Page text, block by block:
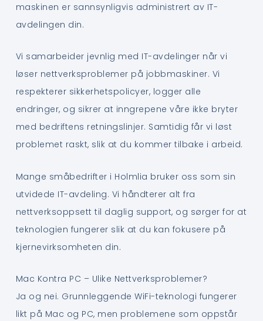
maskinen er sannsynligvis administrert av IT-
avdelingen din.
Vi samarbeider jevnlig med IT-avdelinger når vi
løser nettverksproblemer på jobbmaskiner. Vi
respekterer sikkerhetspolicyer, logger alle
endringer, og sikrer at inngrepene våre ikke bryter
med bedriftens retningslinjer. Samtidig får vi løst
problemet raskt, slik at du kommer tilbake i arbeid.
Mange småbedrifter i Holmlia bruker oss som sin
utvidede IT-avdeling. Vi håndterer alt fra
nettverksoppsett til daglig support, og sørger for at
teknologien fungerer slik at du kan fokusere på
kjernevirksomheten din.
Mac Kontra PC – Ulike Nettverksproblemer?
Ja og nei. Grunnleggende WiFi-teknologi fungerer
likt på Mac og PC, men problemene som oppstår